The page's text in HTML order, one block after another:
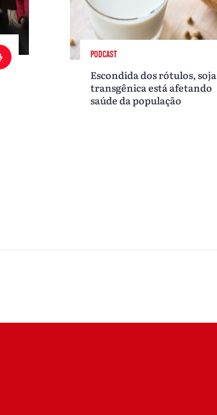
PODCAST
Escondida dos rótulos, soja
transgênica está afetando
saúde da população